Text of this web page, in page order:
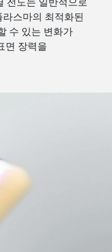
스마의 최적화된
수 있는 변화가
면 장력을